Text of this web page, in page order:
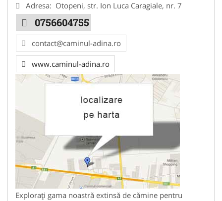
Adresa: Otopeni, str. Ion Luca Caragiale, nr. 7
0756604755
contact@caminul-adina.ro
www.caminul-adina.ro
Explorați gama noastră extinsă de cămine pentru